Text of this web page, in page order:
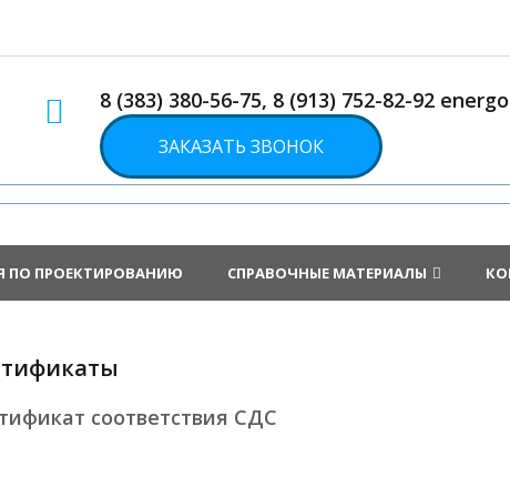
8 (383) 380-56-75, 8 (913) 752-82-92
ЗАКАЗАТЬ ЗВОНОК
ПО ПРОЕКТИРОВАНИЮ СПРАВОЧНЫЕ МАТЕРИАЛЫ
соответствия СДС